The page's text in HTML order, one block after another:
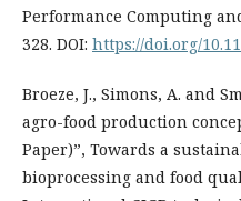
Performance Computing
328. DOI: https://doi.org/
Broeze, J., Simons, A. and
agro-food production
Paper)”, Towards a
bioprocessing and food